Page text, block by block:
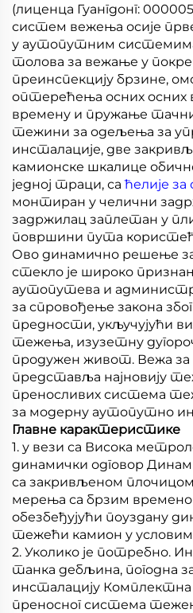
(лиценца Гуангдонг:
систем вежења осије
у аутопутним
толова за вежање у
преинспекцију брзине,
оптерећења осних осних
времену и пружање
тежини за одељења за
инсталације, две
камионске шкалице
једној траци, саћелије
монтиран у челични
задржилац заплетан у
површини пута
Ово динамично решење
стекло је широко
аутопутева и
за спровођење закона
предности, укључујући
тежења, изузетну
продужен живот. Вежа за
представља најновију
преносливих система
за модерну аутопутно
Главне карактеристике
1. у вези са Висока
динамички одговор
са закривљеном
мерења са брзим
обезбеђујући поуздану
тежећи камион у
2. Уколико је потребно.
танка дебљина, погодна
инсталацију Комплектна
преносног система